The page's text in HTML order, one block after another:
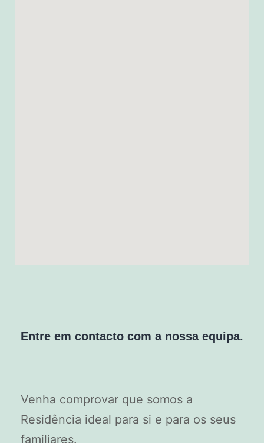
Entre em contacto com a nossa equipa.
Venha comprovar que somos a
Residência ideal para si e para os seus
familiares.